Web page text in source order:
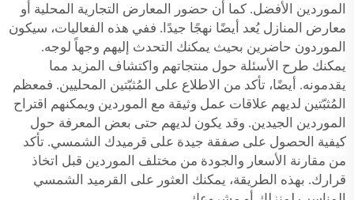
الموردين الأفضل. كما أن حضور المعارض التجارية المحلية أو
معارض المنازل يُعد أيضًا نهجًا جيدًا. ففي هذه الفعاليات، سيكون
الموردون حاضرين بحيث يمكنك التحدث إليهم وجهاً لوجه.
يمكنك طرح الأسئلة حول منتجاتهم واكتشاف المزيد مما
يقدمونه. أيضًا، تأكد من الاطلاع على المُثبّتين المحليين. فمعظم
المُثبّتين لديهم علاقات عمل وثيقة مع الموردين ويمكنهم اقتراح
الموردين الجيدين. وقد يكون لديهم حتى بعض المعرفة حول
كيفية الحصول على صفقة جيدة على قرميدك الشمسي. تأكد
من مقارنة الأسعار والجودة من مختلف الموردين قبل اتخاذ
قرارك. بهذه الطريقة، يمكنك العثور على القرميد الشمسي